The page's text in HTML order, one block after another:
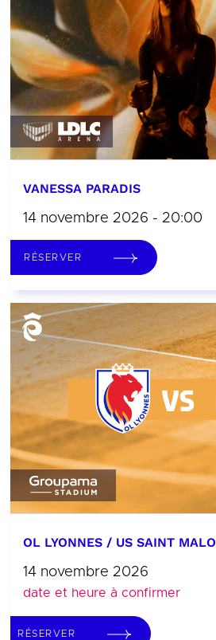
VANESSA PARADIS
14 novembre 2026 - 20:00
RÉSERVER
OL LYONNES / US SAINT MALO
14 novembre 2026
date et heure à confirmer
RÉSERVER